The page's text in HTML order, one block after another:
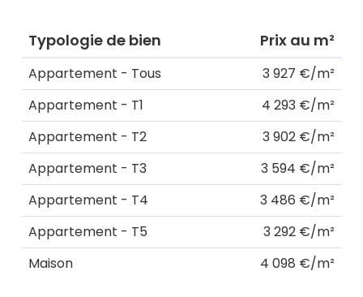
Typologie de bien Prix au m²
Appartement - Tous
3 927 €/m²
Appartement - T1
4 293 €/m²
Appartement - T2
3 902 €/m²
Appartement - T3
3 594 €/m²
Appartement - T4
3 486 €/m²
Appartement - T5
3 292 €/m²
Maison
4 098 €/m²